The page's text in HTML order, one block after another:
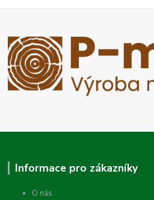
Informace pro zákazníky
O nás